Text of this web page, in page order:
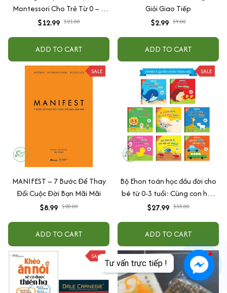
Montessori Cho Trẻ Từ 0 – 3
Tuổi
$12.99 $21.00
ADD TO CART
Giỏi Giao Tiếp
$2.99 $9.00
ADD TO CART
SALE
MANIFEST – 7 Bước Để Thay
Đổi Cuộc Đời Bạn Mãi Mãi
$8.99 $20.00
ADD TO CART
SALE
Bộ Ehon toán học đầu đời cho
bé từ 0-3 tuổi: Cùng con học
toán (song ngữ Việt Anh)
$27.99 $35.00
ADD TO CART
SALE